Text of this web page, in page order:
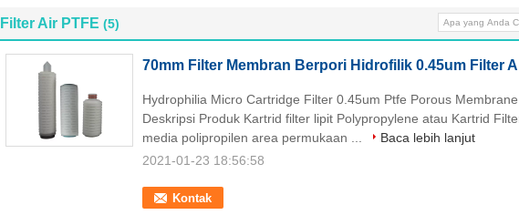
Filter Air PTFE (5)
70mm Filter Membran Berpori Hidrofilik 0.45um Filter
Kontak
Hydrophilia Micro Cartridge Filter 0.45um Ptfe Porous
Deskripsi Produk Kartrid filter lipit Polypropylene atau Kartrid
media polipropilen area permukaan ...
Baca lebih lanjut
2021-01-23 18:56:58